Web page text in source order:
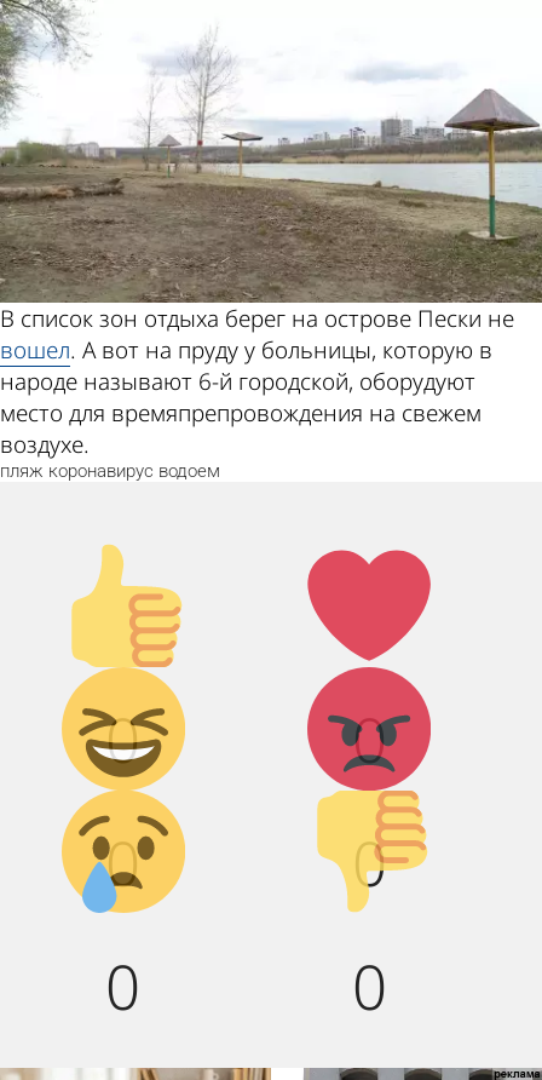
В список зон отдыха берег на острове Пески не
вошел. А вот на пруду у больницы, которую в
народе называют 6-й городской, оборудуют
место для времяпрепровождения на свежем
воздухе.
пляж коронавирус водоем
Палец
вверх!
0
Лайк!
0
Дикий
смех!
0
Агрессия!
0
Грусть :(
0
Палец
вниз!
0